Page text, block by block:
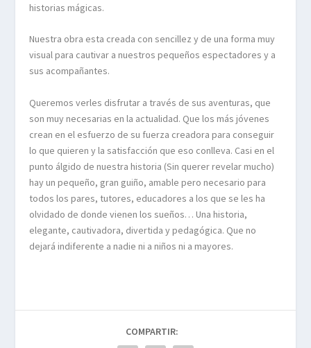
historias mágicas.
Nuestra obra esta creada con sencillez y de una forma muy
visual para cautivar a nuestros pequeños espectadores y a
sus acompañantes.
Queremos verles disfrutar a través de sus aventuras, que
son muy necesarias en la actualidad. Que los más jóvenes
crean en el esfuerzo de su fuerza creadora para conseguir
lo que quieren y la satisfacción que eso conlleva. Casi en el
punto álgido de nuestra historia (Sin querer revelar mucho)
hay un pequeño, gran guiño, amable pero necesario para
todos los pares, tutores, educadores a los que se les ha
olvidado de donde vienen los sueños… Una historia,
elegante, cautivadora, divertida y pedagógica. Que no
dejará indiferente a nadie ni a niños ni a mayores.
COMPARTIR: